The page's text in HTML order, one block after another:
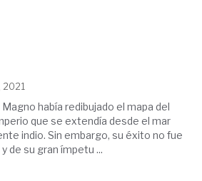
2021
había redibujado el mapa del
que se extendía desde el mar
indio. Sin embargo, su éxito no fue
de su gran ímpetu ...